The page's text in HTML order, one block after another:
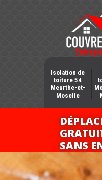
Isolation de
toiture 54
Meurthe-et-
Moselle
SANS